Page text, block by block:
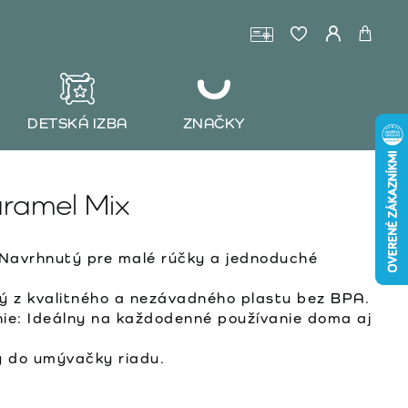
DETSKÁ IZBA ZNAČKY
Mix
pre malé rúčky a jednoduché
z kvalitného a nezávadného plastu bez BPA.
Ideálny na každodenné používanie doma aj
do umývačky riadu.